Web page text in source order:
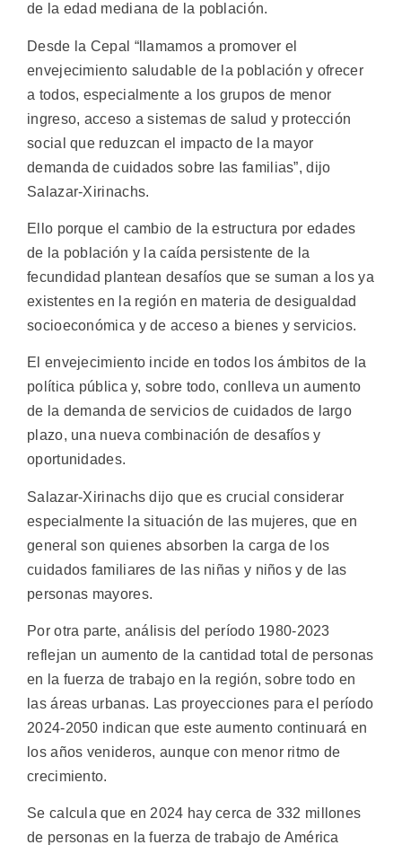
de la edad mediana de la población.
Desde la Cepal “llamamos a promover el
envejecimiento saludable de la población y ofrecer
a todos, especialmente a los grupos de menor
ingreso, acceso a sistemas de salud y protección
social que reduzcan el impacto de la mayor
demanda de cuidados sobre las familias”, dijo
Salazar-Xirinachs.
Ello porque el cambio de la estructura por edades
de la población y la caída persistente de la
fecundidad plantean desafíos que se suman a los ya
existentes en la región en materia de desigualdad
socioeconómica y de acceso a bienes y servicios.
El envejecimiento incide en todos los ámbitos de la
política pública y, sobre todo, conlleva un aumento
de la demanda de servicios de cuidados de largo
plazo, una nueva combinación de desafíos y
oportunidades.
Salazar-Xirinachs dijo que es crucial considerar
especialmente la situación de las mujeres, que en
general son quienes absorben la carga de los
cuidados familiares de las niñas y niños y de las
personas mayores.
Por otra parte, análisis del período 1980-2023
reflejan un aumento de la cantidad total de personas
en la fuerza de trabajo en la región, sobre todo en
las áreas urbanas. Las proyecciones para el período
2024-2050 indican que este aumento continuará en
los años venideros, aunque con menor ritmo de
crecimiento.
Se calcula que en 2024 hay cerca de 332 millones
de personas en la fuerza de trabajo de América